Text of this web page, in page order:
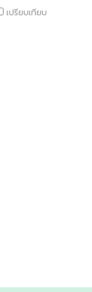
เปรียบเทียบ